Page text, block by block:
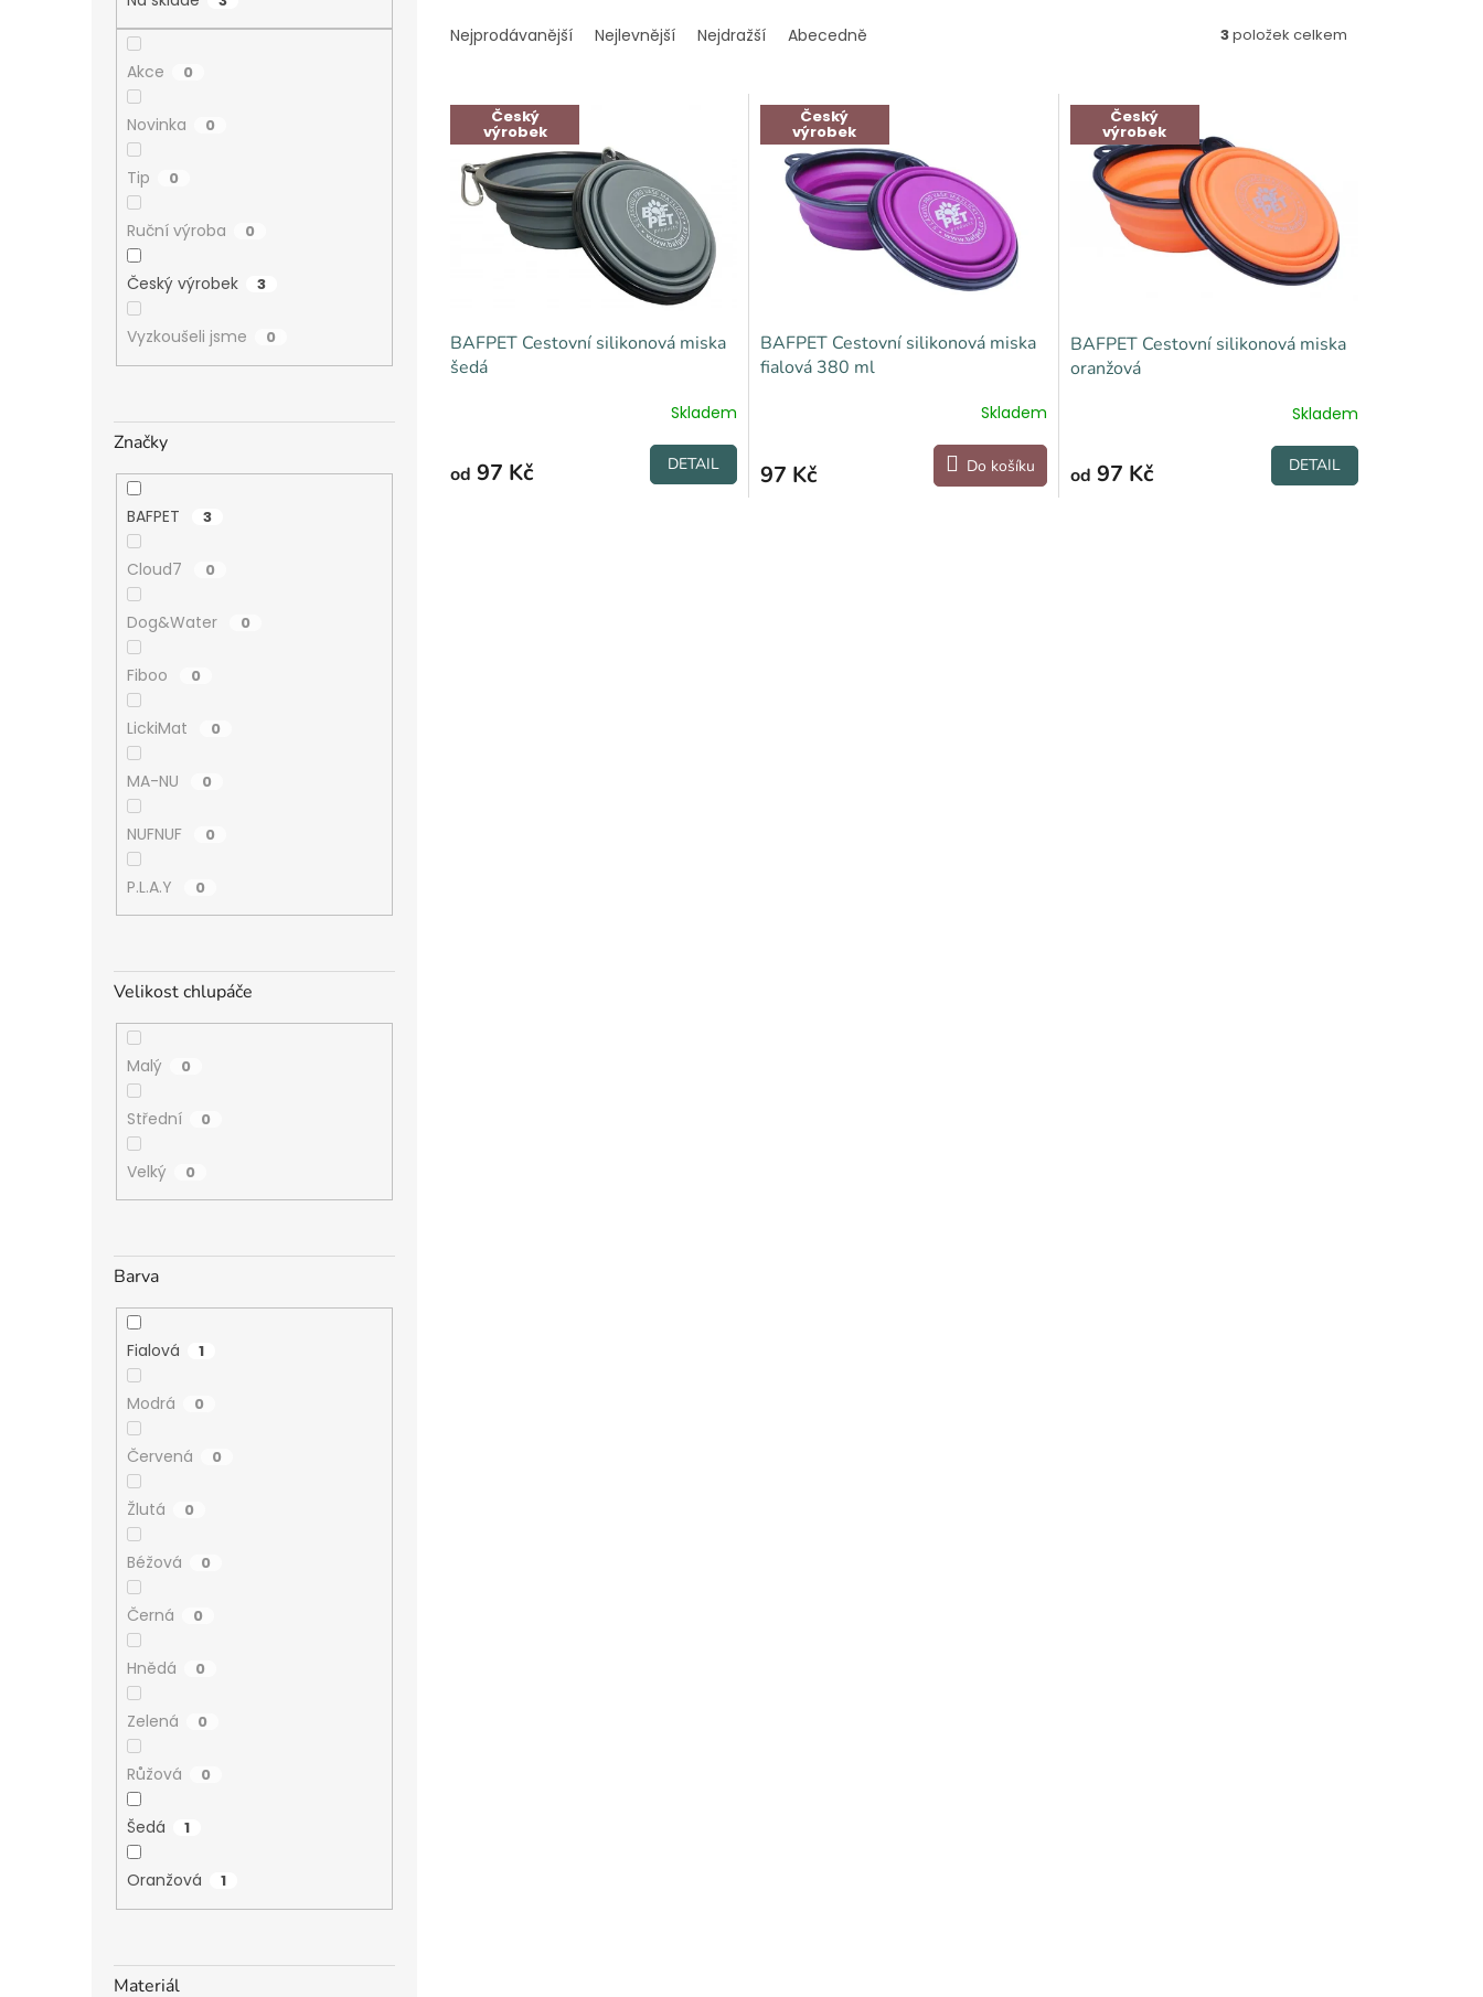
Akce 0
Novinka 0
Tip 0
Ruční výroba 0
Český výrobek 3
Vyzkoušeli jsme 0
Značky
BAFPET 3
Cloud7 0
Dog&Water 0
Fiboo 0
LickiMat 0
MA-NU 0
NUFNUF 0
P.L.A.Y 0
Velikost chlupáče
Malý 0
Střední 0
Velký 0
Barva
Fialová 1
Modrá 0
Červená 0
Žlutá 0
Béžová 0
Černá 0
Hnědá 0
Zelená 0
Růžová 0
Šedá 1
Oranžová 1
Materiál
p
Nejprodávanější Nejlevnější Nejdražší Abecedně 3položek celkem
V
p
Český
výrobek
BAFPET Cestovní silikonová miska
šedá
Skladem
od 97 Kč DETAIL
Český
výrobek
BAFPET Cestovní silikonová miska
fialová 380 ml
Skladem
97 Kč Do košíku
Český
výrobek
BAFPET Cestovní silikonová miska
oranžová
Skladem
od 97 Kč DETAIL